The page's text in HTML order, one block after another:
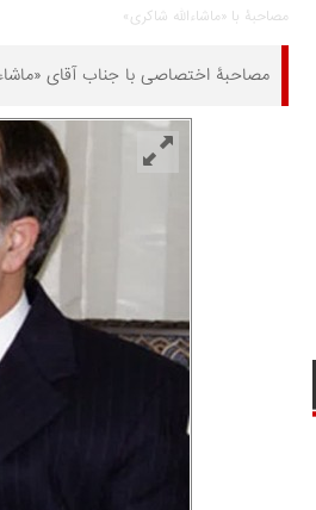
مصاحبۀ با «ماشاءالله شاکری»
مصاحبۀ اختصاصی با جناب آقای